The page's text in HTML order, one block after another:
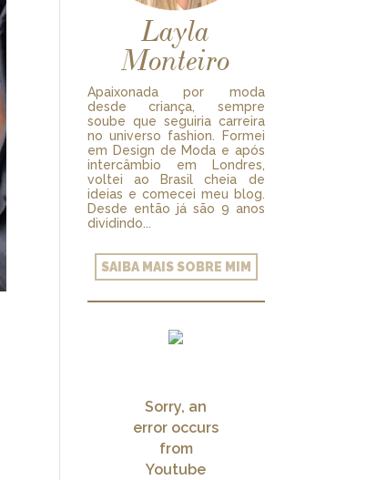
Layla
Monteiro
Apaixonada por moda
desde criança, sempre
soube que seguiria carreira
no universo fashion. Formei
em Design de Moda e após
intercâmbio em Londres,
voltei ao Brasil cheia de
ideias e comecei meu blog.
Desde então já são 9 anos
dividindo...
SAIBA MAIS SOBRE MIM
Sorry, an
error occurs
from
Youtube